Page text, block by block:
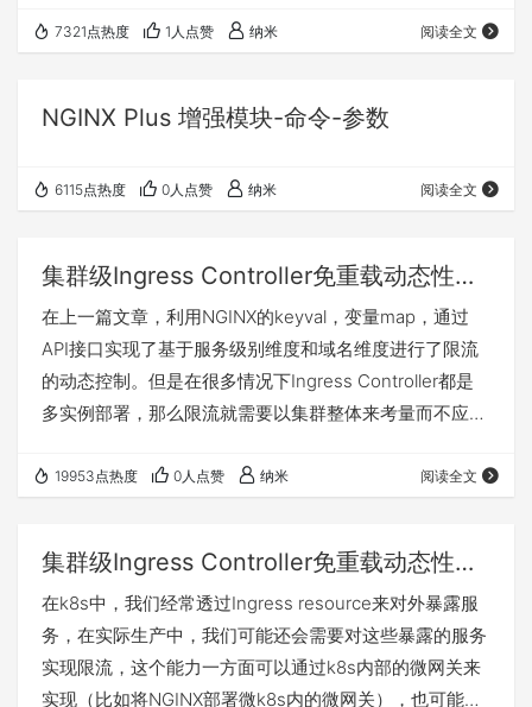
一般来说内存要给足以避免安装失败 建议将安装主机的
起来后都是容器…
7321点热度 1人点赞 纳米 阅读全文
NGINX Plus 增强模块-命令-参数
6115点热度 0人点赞 纳米 阅读全文
集群级Ingress Controller免重载动态性限流（2）
在上一篇文章，利用NGINX的keyval，变量map，通过
API接口实现了基于服务级别维度和域名维度进行了限流
的动态控制。但是在很多情况下Ingress Controller都是
多实例部署，那么限流就需要以集群整体来考量而不应该
实例来控制会导致限流的不稳定。同时，引入IC集群级别
分析 所有IC应能够形成一个集群并共享相关限流状态 限
流执行动作仅需一个AP…
19953点热度 0人点赞 纳米 阅读全文
集群级Ingress Controller免重载动态性限流（1）
在k8s中，我们经常透过Ingress resource来对外暴露服
务，在实际生产中，我们可能还会需要对这些暴露的服务
实现限流，这个能力一方面可以通过k8s内部的微网关来
实现（比如将NGINX部署微k8s内的微网关），也可能会